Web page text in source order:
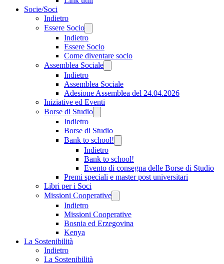
Socie/Soci
Indietro
Essere Socio
Indietro
Essere Socio
Come diventare socio
Assemblea Sociale
Indietro
Assemblea Sociale
Adesione Assemblea del 24.04.2026
Iniziative ed Eventi
Borse di Studio
Indietro
Borse di Studio
Bank to school!
Indietro
Bank to school!
Evento di consegna delle Borse di Studio
Premi speciali e master post universitari
Libri per i Soci
Missioni Cooperative
Indietro
Missioni Cooperative
Bosnia ed Erzegovina
Kenya
La Sostenibilità
Indietro
La Sostenibilità